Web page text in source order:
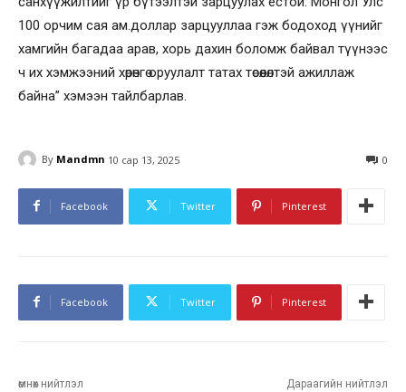
100 орчим сая ам.доллар зарцууллаа гэж бодоход үүнийг
хамгийн багадаа арав, хорь дахин боломж байвал түүнээс
ч их хэмжээний хөрөнгө оруулалт татах төсөөлөлтэй ажиллаж
байна” хэмээн тайлбарлав.
By Mandmn 10 сар 13, 2025 0
Facebook Twitter Pinterest
Facebook Twitter Pinterest
өмнөх нийтлэл Дараагийн нийтлэл